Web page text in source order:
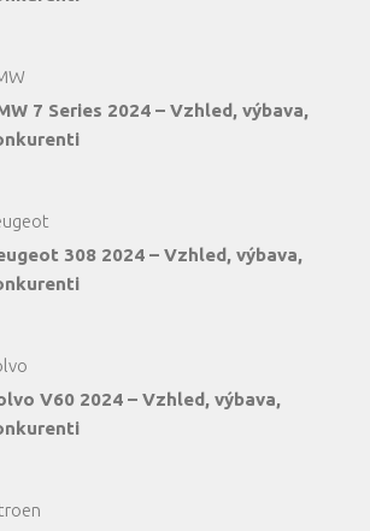
7 Series 2024 – Vzhled, výbava,
308 2024 – Vzhled, výbava,
V60 2024 – Vzhled, výbava,